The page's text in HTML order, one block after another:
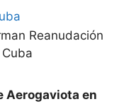
Reanudación
Aerogaviota en